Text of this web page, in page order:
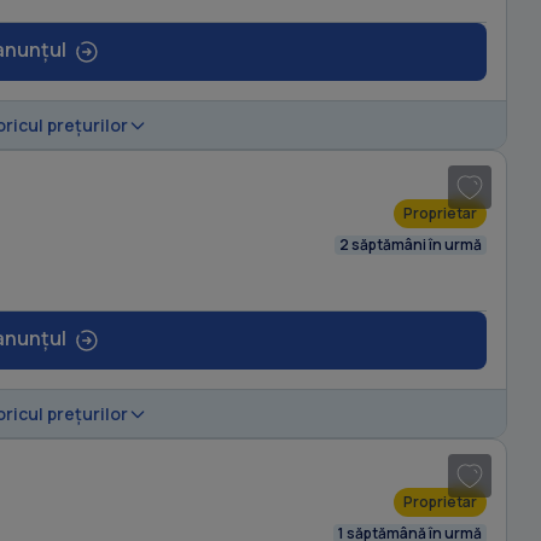
prețurilor
Proprietar
2 săptămâni în urmă
prețurilor
Proprietar
1 săptămână în urmă